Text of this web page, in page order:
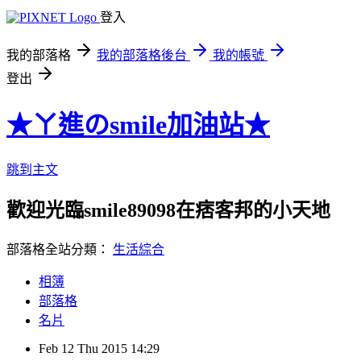
登入
我的部落格 我的部落格後台
我的帳號
登出
★ㄚ進のsmile加油站★
跳到主文
歡迎光臨smile89098在痞客邦的小天地
部落格全站分類： 生活綜合
相簿
部落格
名片
Feb 12 Thu 2015 14:29